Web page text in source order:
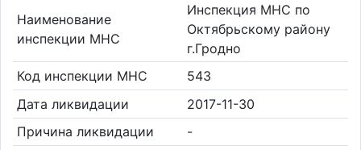
Наименование
инспекции МНС
Инспекция МНС по
Октябрьскому району
г.Гродно
Код инспекции МНС
543
Дата ликвидации
2017-11-30
Причина ликвидации
-